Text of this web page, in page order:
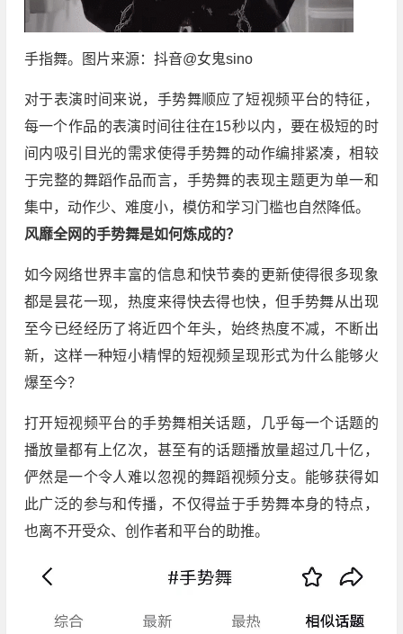
手指舞。图片来源：抖音@女鬼sino
对于表演时间来说，手势舞顺应了短视频平台的特征，
每一个作品的表演时间往往在15秒以内，要在极短的时
间内吸引目光的需求使得手势舞的动作编排紧凑，相较
于完整的舞蹈作品而言，手势舞的表现主题更为单一和
集中，动作少、难度小，模仿和学习门槛也自然降低。
风靡全网的手势舞是如何炼成的？
如今网络世界丰富的信息和快节奏的更新使得很多现象
都是昙花一现，热度来得快去得也快，但手势舞从出现
至今已经经历了将近四个年头，始终热度不减，不断出
新，这样一种短小精悍的短视频呈现形式为什么能够火
爆至今？
打开短视频平台的手势舞相关话题，几乎每一个话题的
播放量都有上亿次，甚至有的话题播放量超过几十亿，
俨然是一个令人难以忽视的舞蹈视频分支。能够获得如
此广泛的参与和传播，不仅得益于手势舞本身的特点，
也离不开受众、创作者和平台的助推。